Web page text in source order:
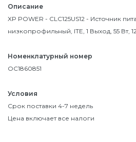
Описание
XP POWER - CLC125US12 - Источник
низкопрофильный, ITE, 1 Выход, 55 Вт,
Номенклатурный номер
OC1860851
Условия
Срок поставки 4-7 недель
Цена включает все налоги